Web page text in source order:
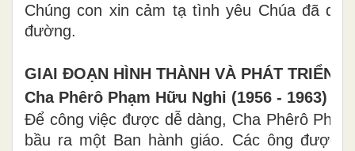
Chúng con xin cảm tạ tình yêu Chúa đã
đường.
GIAI ĐOẠN HÌNH THÀNH VÀ PHÁT TRIỂN
Cha Phêrô Phạm Hữu Nghi (1956 - 1963)
Để công việc được dễ dàng, Cha Phêrô
bầu ra một Ban hành giáo. Các ông được